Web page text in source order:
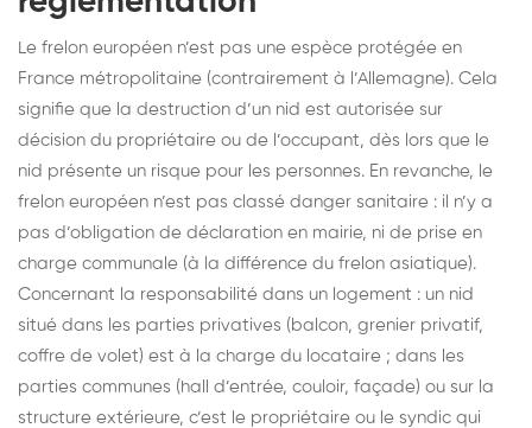
Le frelon européen n’est pas une espèce protégée en
France métropolitaine (contrairement à l’Allemagne). Cela
signifie que la destruction d’un nid est autorisée sur
décision du propriétaire ou de l’occupant, dès lors que le
nid présente un risque pour les personnes. En revanche, le
frelon européen n’est pas classé danger sanitaire : il n’y a
pas d’obligation de déclaration en mairie, ni de prise en
charge communale (à la différence du frelon asiatique).
Concernant la responsabilité dans un logement : un nid
situé dans les parties privatives (balcon, grenier privatif,
coffre de volet) est à la charge du locataire ; dans les
parties communes (hall d’entrée, couloir, façade) ou sur la
structure extérieure, c’est le propriétaire ou le syndic qui